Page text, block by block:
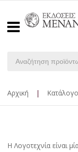
Αρχική |
Η Λογοτεχνία είναι